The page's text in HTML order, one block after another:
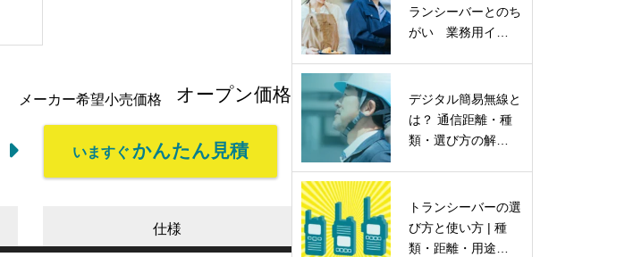
メーカー希望小売価格 オープン価格
いますぐ かんたん見積
仕様
ランシーバーとのち
がい 業務用イ…
デジタル簡易無線と
は？ 通信距離・種
類・選び方の解…
トランシーバーの選
び方と使い方 | 種
類・距離・用途…